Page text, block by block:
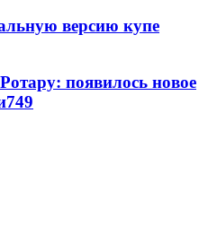
версию купе
появилось новое
749